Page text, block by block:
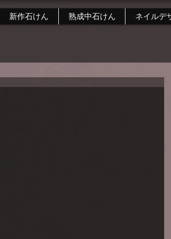
新作石けん 熟成中石けん ネイルデ